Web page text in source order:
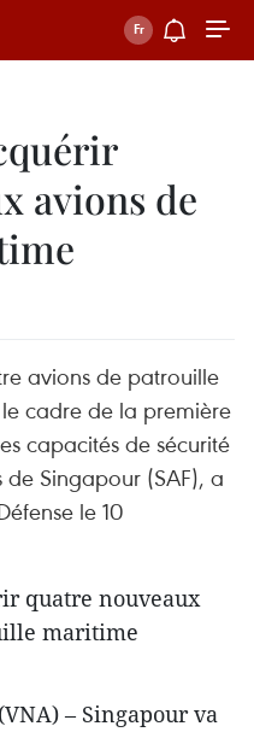
avions de
avions de patrouille
cadre de la première
capacités de sécurité
Singapour (SAF), a
le 10
– Singapour va